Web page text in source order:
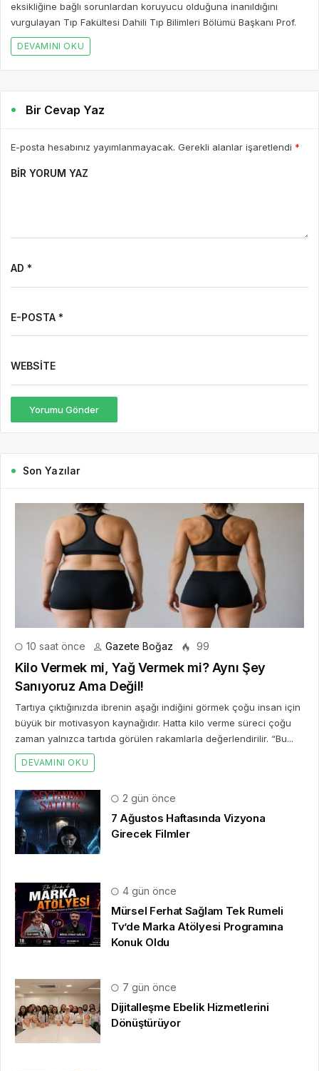
eksikliğine bağlı sorunlardan koruyucu olduğuna inanıldığını
vurgulayan Tıp Fakültesi Dahili Tıp Bilimleri Bölümü Başkanı Prof.
DEVAMINI OKU
Bir Cevap Yaz
E-posta hesabınız yayımlanmayacak. Gerekli alanlar işaretlendi *
BIR YORUM YAZ
AD *
E-POSTA *
WEBSITE
Yorumu Gönder
Son Yazılar
10 saat önce Gazete Boğaz 99
Kilo Vermek mi, Yağ Vermek mi? Aynı Şey
Sanıyoruz Ama Değil!
Tartıya çıktığınızda ibrenin aşağı indiğini görmek çoğu insan için
büyük bir motivasyon kaynağıdır. Hatta kilo verme süreci çoğu
zaman yalnızca tartıda görülen rakamlarla değerlendirilir. “Bu...
DEVAMINI OKU
2 gün önce
7 Ağustos Haftasında Vizyona
Girecek Filmler
4 gün önce
Mürsel Ferhat Sağlam Tek Rumeli
Tv’de Marka Atölyesi Programına
Konuk Oldu
7 gün önce
Dijitalleşme Ebelik Hizmetlerini
Dönüştürüyor